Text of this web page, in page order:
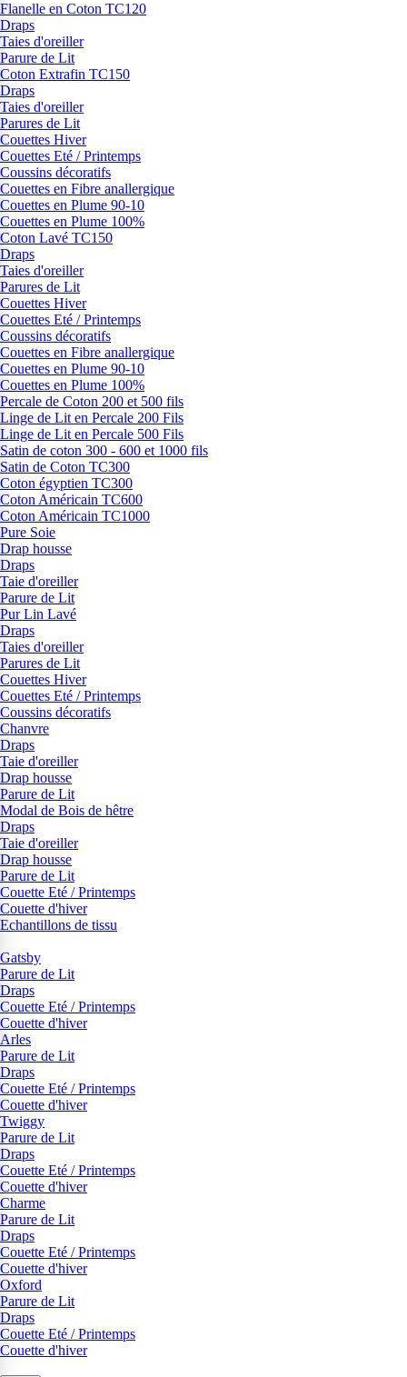
Flanelle en Coton TC120
Draps
Taies d'oreiller
Parure de Lit
Coton Extrafin TC150
Draps
Taies d'oreiller
Parures de Lit
Couettes Hiver
Couettes Eté / Printemps
Coussins décoratifs
Couettes en Fibre anallergique
Couettes en Plume 90-10
Couettes en Plume 100%
Coton Lavé TC150
Draps
Taies d'oreiller
Parures de Lit
Couettes Hiver
Couettes Eté / Printemps
Coussins décoratifs
Couettes en Fibre anallergique
Couettes en Plume 90-10
Couettes en Plume 100%
Percale de Coton 200 et 500 fils
Linge de Lit en Percale 200 Fils
Linge de Lit en Percale 500 Fils
Satin de coton 300 - 600 et 1000 fils
Satin de Coton TC300
Coton égyptien TC300
Coton Américain TC600
Coton Américain TC1000
Pure Soie
Drap housse
Draps
Taie d'oreiller
Parure de Lit
Pur Lin Lavé
Draps
Taies d'oreiller
Parures de Lit
Couettes Hiver
Couettes Eté / Printemps
Coussins décoratifs
Chanvre
Draps
Taie d'oreiller
Drap housse
Parure de Lit
Modal de Bois de hêtre
Draps
Taie d'oreiller
Drap housse
Parure de Lit
Couette Eté / Printemps
Couette d'hiver
Echantillons de tissu
Gatsby
Parure de Lit
Draps
Couette Eté / Printemps
Couette d'hiver
Arles
Parure de Lit
Draps
Couette Eté / Printemps
Couette d'hiver
Twiggy
Parure de Lit
Draps
Couette Eté / Printemps
Couette d'hiver
Charme
Parure de Lit
Draps
Couette Eté / Printemps
Couette d'hiver
Oxford
Parure de Lit
Draps
Couette Eté / Printemps
Couette d'hiver